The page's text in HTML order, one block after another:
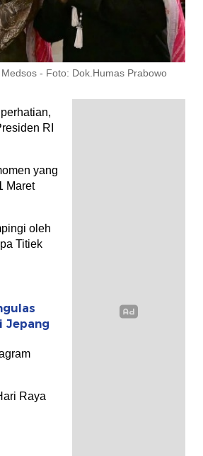
- Foto: Dok.Humas Prabowo
RI
yang
Maret
oleh
Titiek
Jepang
Raya